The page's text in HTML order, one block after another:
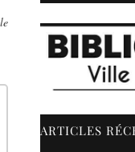
ARTICLES